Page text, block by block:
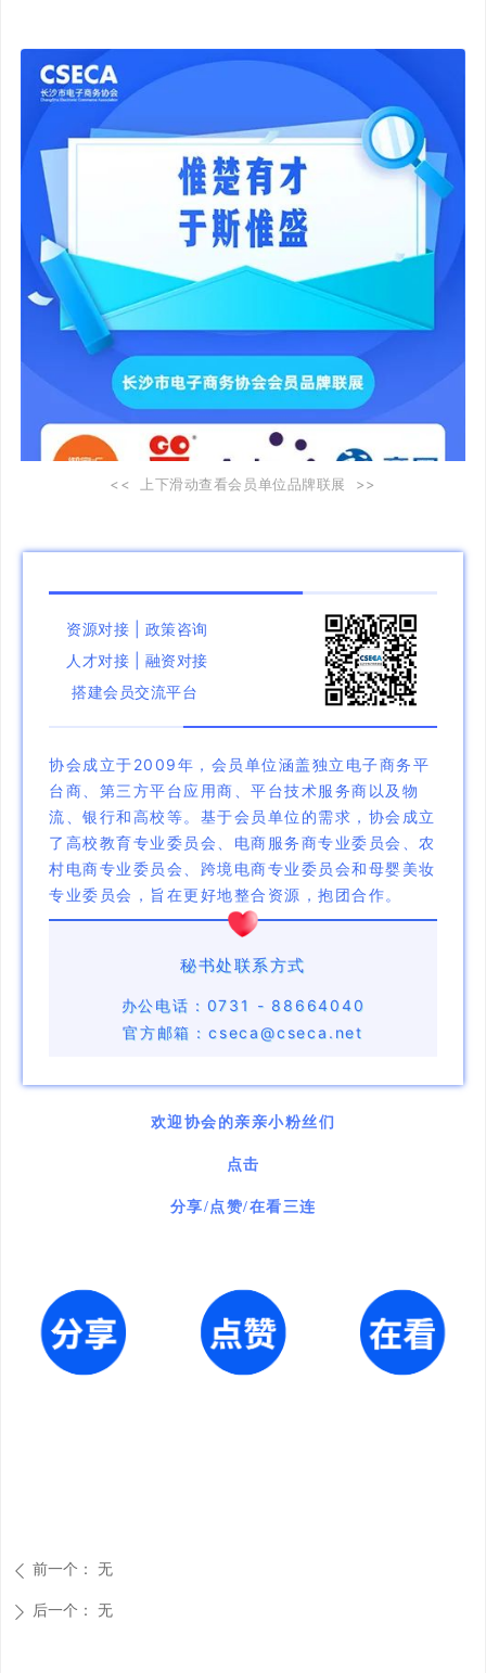
<< 上下滑动查看会员单位品牌联展 >>
资源对接 | 政策咨询
人才对接 | 融资对接
搭建会员交流平台
协会成立于2009年，会员单位涵盖独立电子商务平
台商、第三方平台应用商、平台技术服务商以及物
流、银行和高校等。基于会员单位的需求，协会成立
了高校教育专业委员会、电商服务商专业委员会、农
村电商专业委员会、跨境电商专业委员会和母婴美妆
专业委员会，旨在更好地整合资源，抱团合作。
秘书处联系方式
办公电话：0731 - 88664040
官方邮箱：cseca@cseca.net
欢迎协会的亲亲小粉丝们
点击
分享/点赞/在看三连
ꄴ 前一个： 无
ꄲ 后一个： 无